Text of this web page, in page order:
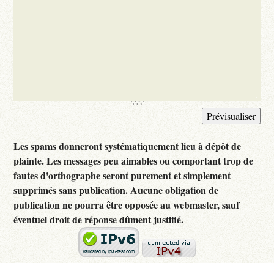
Les spams donneront systématiquement lieu à dépôt de
plainte. Les messages peu aimables ou comportant trop de
fautes d'orthographe seront purement et simplement
supprimés sans publication. Aucune obligation de
publication ne pourra être opposée au webmaster, sauf
éventuel droit de réponse dûment justifié.